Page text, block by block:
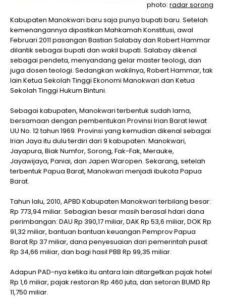
photo:radar sorong
Kabupaten Manokwari baru saja punya bupati baru. Setelah
kemenangannya dipastikan Mahkamah Konstitusi, awal
Februari 2011 pasangan Bastian Salabay dan Robert Hammar
dilantik sebagai bupati dan wakil bupati. Salabay dikenal
sebagai pendeta, menyandang gelar master teologi, dan
juga dosen teologi. Sedangkan wakilnya, Robert Hammar, tak
lain Ketua Sekolah Tinggi Ekonomi Manokwari dan Ketua
Sekolah Tinggi Hukum Bintuni.
Sebagai kabupaten, Manokwari terbentuk sudah lama,
bersamaan dengan pembentukan Provinsi Irian Barat lewat
UU No. 12 tahun 1969. Provinsi yang kemudian dikenal sebagai
Irian Jaya itu dulu terdiri dari 9 kabupaten: Manokwari,
Jayapura, Biak Numfor, Sorong, Fak-Fak, Merauke,
Jayawijaya, Paniai, dan Japen Waropen. Sekarang, setelah
terbentuk Papua Barat, Manokwari menjadi ibukota Papua
Barat.
Tahun lalu, 2010, APBD Kabupaten Manokwari terbilang besar:
Rp 773,94 miliar. Sebagian besar masih berasal hdari dana
perimbangan: DAU Rp 390,17 miliar, DAK Rp 53,6 miliar, DOK Rp
91,32 miliar, bantuan bantuan keuangan Pemprov Papua
Barat Rp 37 miliar, dana penyesuaian dari pemerintah pusat
Rp 34,66 miliar, dan bagi hasil PBB Rp 99,35 miliar.
Adapun PAD-nya ketika itu antara lain ditargetkan pajak hotel
Rp 1,6 miliar, pajak restoran Rp 460 juta, dan setoran BUMD Rp
11,750 miliar.